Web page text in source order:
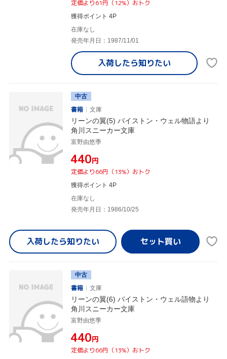
定価より61円（12%）おトク
獲得ポイント 4P
在庫なし
発売年月日：1987/11/01
入荷したら知りたい
中古
書籍
文庫
リーンの翼(5) バイストン・ウェル物語より
角川スニーカー文庫
富野由悠季
¥440円
定価より66円（13%）おトク
獲得ポイント 4P
在庫なし
発売年月日：1986/10/25
入荷したら知りたい
中古
書籍
文庫
リーンの翼(6) バイストン・ウェル語物より
角川スニーカー文庫
富野由悠季
¥440円
定価より66円（13%）おトク